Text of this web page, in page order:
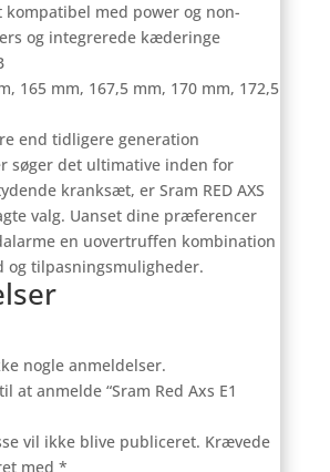
kompatibel med power og non-
og integrerede kæderinge
165 mm, 167,5 mm, 170 mm, 172,5
end tidligere generation
søger det ultimative inden for
kranksæt, er Sram RED AXS
valg. Uanset dine præferencer
en uovertruffen kombination
og tilpasningsmuligheder.
nogle anmeldelser.
at anmelde “Sram Red Axs E1
vil ikke blive publiceret. Krævede
med *